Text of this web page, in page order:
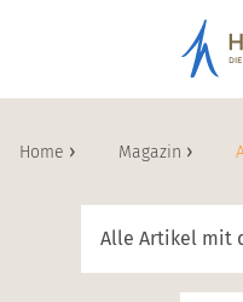
Home Magazin
Alle Artikel mit